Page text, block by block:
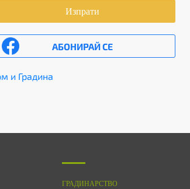
Изпрати
АБОНИРАЙ СЕ
и Градина
ГРАДИНАРСТВО